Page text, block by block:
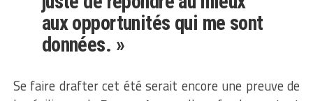
aux opportunités qui me sont
données. »
Se faire drafter cet été serait encore une preuve de